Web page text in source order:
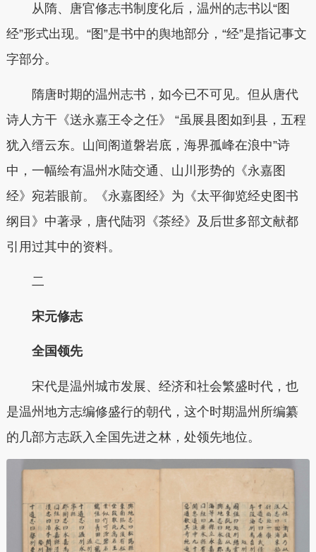
从隋、唐官修志书制度化后，温州的志书以“图
经”形式出现。“图”是书中的舆地部分，“经”是指记事文
字部分。
隋唐时期的温州志书，如今已不可见。 但从 唐代
诗人方干《送永嘉王令之任》 “虽展县图如到县，五程
犹入缙云东。山间阁道磐岩底，海界孤峰在浪中”诗
中，一幅绘有温州水陆交通、山川形势的《永嘉图
经》宛若眼前。
《永嘉图经》为《太平御览经史图书
纲目》中著录，唐代陆羽《茶经》及后世多部文献都
引用过其中的资料。
二
宋元修志
全国领先
宋代是温州城市发展、经济和社会繁盛时代，也
是温州地方志编修盛行的朝代，这个时期温州所编纂
的几部方志跃入全国先进之林，处领先地位。